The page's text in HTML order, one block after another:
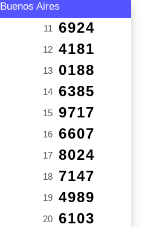
Buenos Aires
11 6924
12 4181
13 0188
14 6385
15 9717
16 6607
17 8024
18 7147
19 4989
20 6103